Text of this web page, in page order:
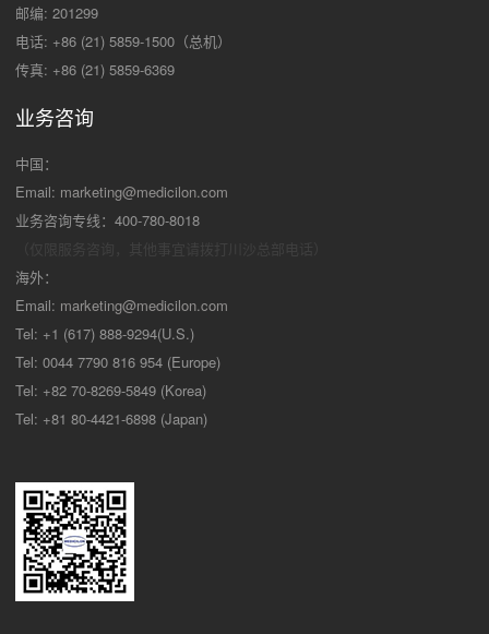
邮编: 201299
电话: +86 (21) 5859-1500（总机）
传真: +86 (21) 5859-6369
业务咨询
中国：
Email: marketing@medicilon.com
业务咨询专线：400-780-8018
海外：
Email: marketing@medicilon.com
Tel: +1 (617) 888-9294(U.S.)
Tel: 0044 7790 816 954 (Europe)
Tel: +82 70-8269-5849 (Korea)
Tel: +81 80-4421-6898 (Japan)